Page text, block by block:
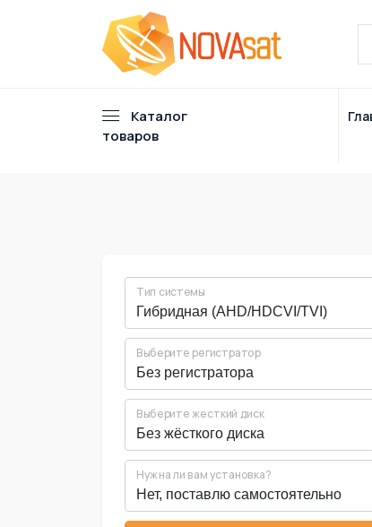
Каталог
товаров
Тип системы
Выберите регистратор
Выберите жесткий диск
Нужна ли вам установка?